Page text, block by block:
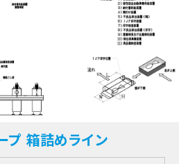
プ 箱詰めライン